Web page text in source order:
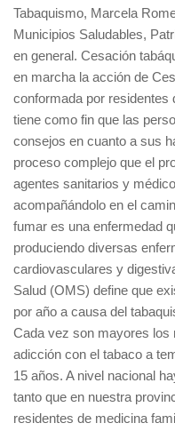
Tabaquismo, Marcela
Municipios Saludables,
en general. Cesación
en marcha la acción de
conformada por residentes
tiene como fin que las
consejos en cuanto a sus
proceso complejo que el
agentes sanitarios y
acompañándolo en el
fumar es una enfermedad
produciendo diversas
cardiovasculares y
Salud (OMS) define que
por año a causa del
Cada vez son mayores los
adicción con el tabaco a
15 años. A nivel nacional
tanto que en nuestra
residentes de medicina